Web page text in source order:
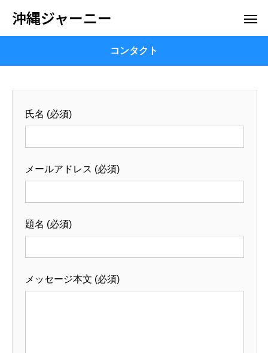
沖縄ジャーニー
コンタクト
氏名 (必須)
メールアドレス (必須)
題名 (必須)
メッセージ本文 (必須)